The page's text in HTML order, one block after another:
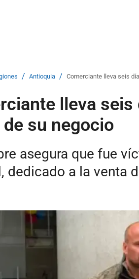
/ Antioquia / Comerciante lleva seis
lleva
su negocio
asegura que fue
dedicado a la venta